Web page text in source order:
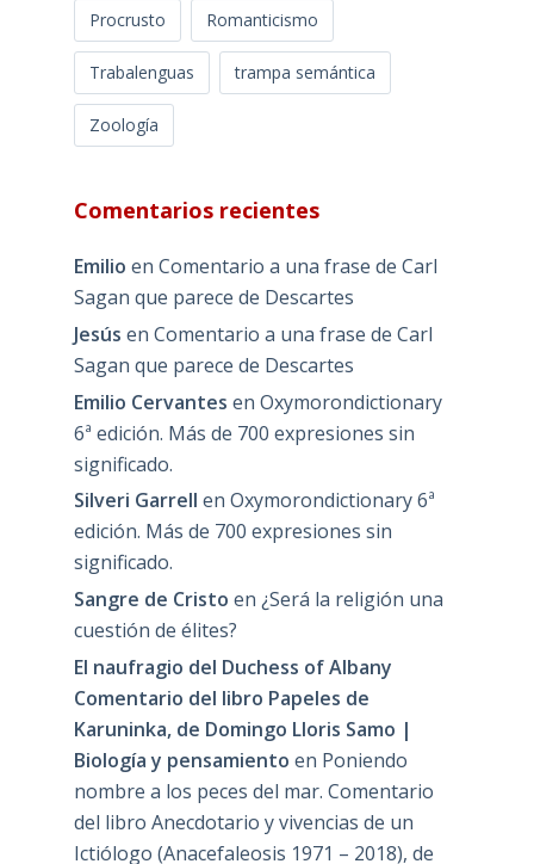
Procrusto Romanticismo
Trabalenguas trampa semántica
Zoología
Comentarios recientes
Emilio en Comentario a una frase de Carl
Sagan que parece de Descartes
Jesús en Comentario a una frase de Carl
Sagan que parece de Descartes
Emilio Cervantes en Oxymorondictionary
6ª edición. Más de 700 expresiones sin
significado.
Silveri Garrell en Oxymorondictionary 6ª
edición. Más de 700 expresiones sin
significado.
Sangre de Cristo en ¿Será la religión una
cuestión de élites?
El naufragio del Duchess of Albany
Comentario del libro Papeles de
Karuninka, de Domingo Lloris Samo |
Biología y pensamiento en Poniendo
nombre a los peces del mar. Comentario
del libro Anecdotario y vivencias de un
Ictiólogo (Anacefaleosis 1971 – 2018), de